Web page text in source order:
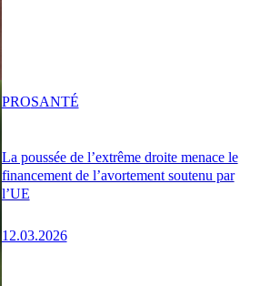
La poussée de l’extrême droite menace le
financement de l’avortement soutenu par
l’UE
12.03.2026
PROSANTÉ